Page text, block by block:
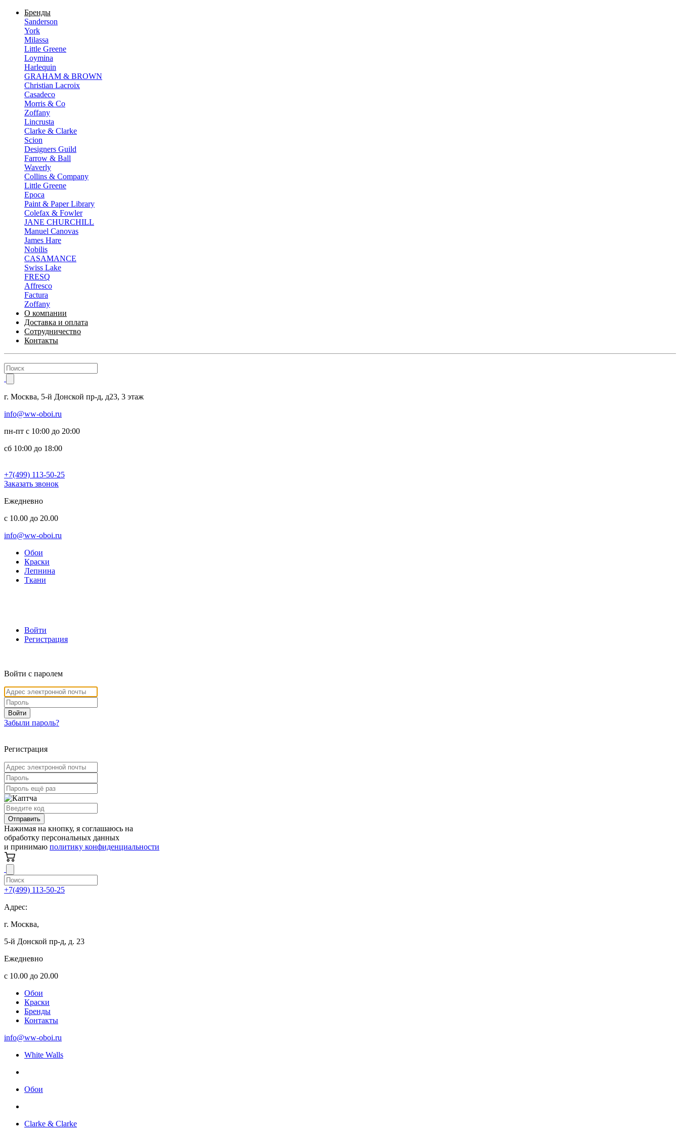
Бренды
Sanderson
York
Milassa
Little Greene
Loymina
Harlequin
GRAHAM & BROWN
Christian Lacroix
Casadeco
Morris & Co
Zoffany
Lincrusta
Clarke & Clarke
Scion
Designers Guild
Farrow & Ball
Waverly
Collins & Company
Little Greene
Epoca
Paint & Paper Library
Colefax & Fowler
JANE CHURCHILL
Manuel Canovas
James Hare
Nobilis
CASAMANCE
Swiss Lake
FRESQ
Affresco
Factura
Zoffany
О компании
Доставка и оплата
Сотрудничество
Контакты
г. Москва, 5-й Донской пр-д, д23, 3 этаж
info@ww-oboi.ru
пн-пт с 10:00 до 20:00
сб 10:00 до 18:00
+7(499) 113-50-25
Заказать звонок
Ежедневно
с 10.00 до 20.00
info@ww-oboi.ru
Обои
Краски
Лепнина
Ткани
Войти
Регистрация
Войти с паролем
Войти
Забыли пароль?
Регистрация
Отправить
Нажимая на кнопку, я соглашаюсь на
обработку персональных данных
и принимаю политику конфиденциальности
+7(499) 113-50-25
Адрес:
г. Москва,
5-й Донской пр-д, д. 23
Ежедневно
с 10.00 до 20.00
Обои
Краски
Бренды
Контакты
info@ww-oboi.ru
White Walls
Обои
Clarke & Clarke